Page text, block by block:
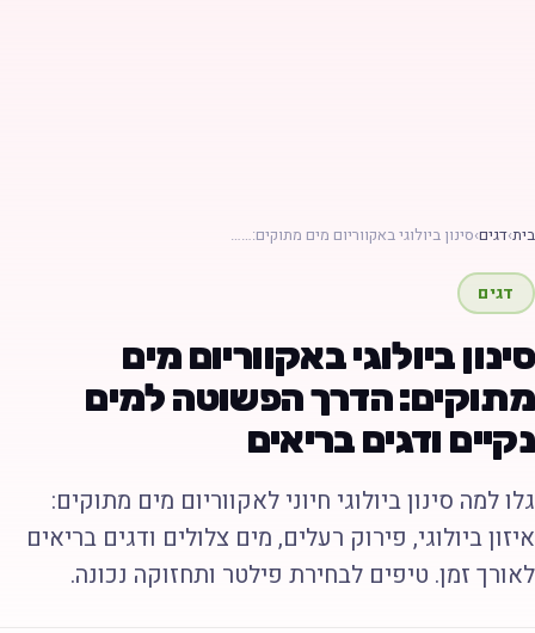
›דגים›סינון ביולוגי באקווריום מים מתוקים:……
דגים
ביולוגי באקווריום מים
הדרך הפשוטה למים
ודגים בריאים
למה סינון ביולוגי חיוני לאקווריום מים מתוקים:
ביולוגי, פירוק רעלים, מים צלולים ודגים בריאים
זמן. טיפים לבחירת פילטר ותחזוקה נכונה.